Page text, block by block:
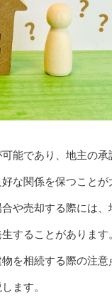
能であり、地主の承
な関係を保つことが
や売却する際には、
することがあります
を相続する際の注意
ます。